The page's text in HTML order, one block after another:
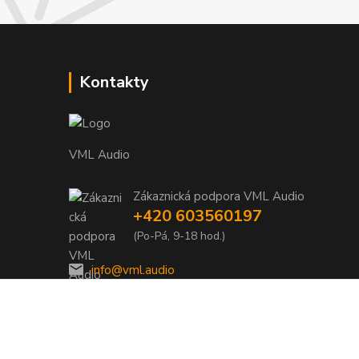
Kontakty
VML Audio
Zákaznická podpora VML Audio
+420 603560197
(Po-Pá, 9-18 hod.)
info@vml.audio